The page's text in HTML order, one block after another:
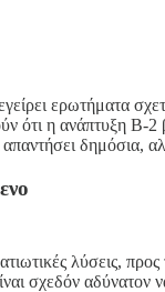
ερωτήματα
ότι η ανάπτυξη
δημόσια,
λύσεις,
σχεδόν αδύνατον